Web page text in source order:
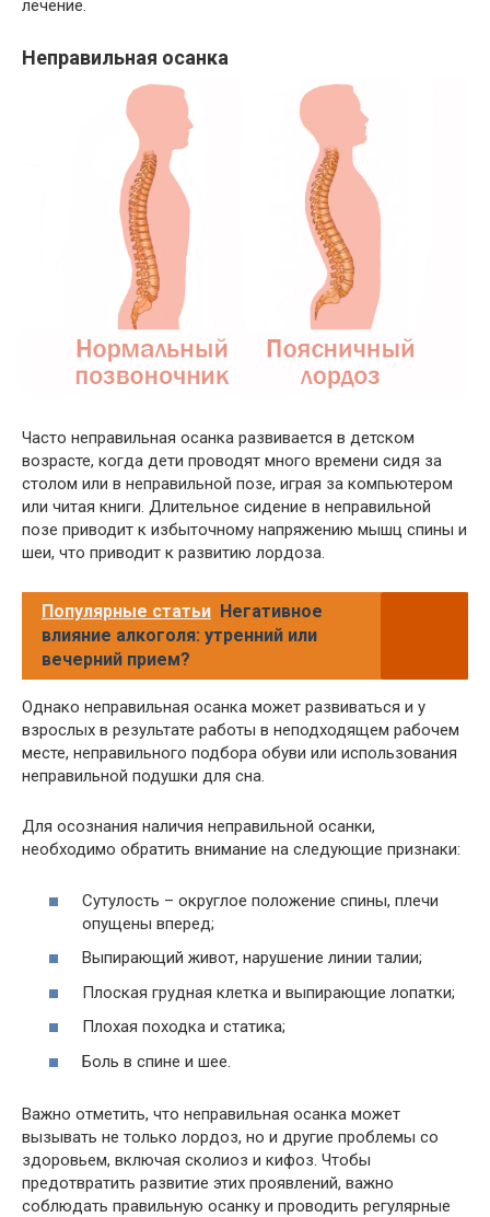
лечение.
Неправильная осанка
Часто неправильная осанка развивается в детском
возрасте, когда дети проводят много времени сидя за
столом или в неправильной позе, играя за компьютером
или читая книги. Длительное сидение в неправильной
позе приводит к избыточному напряжению мышц спины и
шеи, что приводит к развитию лордоза.
Популярные статьи Негативное
влияние алкоголя: утренний или
вечерний прием?
Однако неправильная осанка может развиваться и у
взрослых в результате работы в неподходящем рабочем
месте, неправильного подбора обуви или использования
неправильной подушки для сна.
Для осознания наличия неправильной осанки,
необходимо обратить внимание на следующие признаки:
Сутулость – округлое положение спины, плечи
опущены вперед;
Выпирающий живот, нарушение линии талии;
Плоская грудная клетка и выпирающие лопатки;
Плохая походка и статика;
Боль в спине и шее.
Важно отметить, что неправильная осанка может
вызывать не только лордоз, но и другие проблемы со
здоровьем, включая сколиоз и кифоз. Чтобы
предотвратить развитие этих проявлений, важно
соблюдать правильную осанку и проводить регулярные